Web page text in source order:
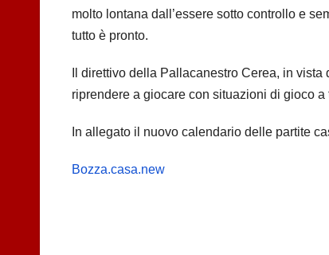
molto lontana dall’essere sotto controllo e
tutto è pronto.
Il direttivo della Pallacanestro Cerea, in
riprendere a giocare con situazioni di gioco
In allegato il nuovo calendario delle partite
Bozza.casa.new